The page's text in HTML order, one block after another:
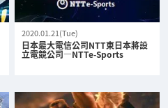
2020.01.21(Tue)
日本最大電信公司NTT東日本將設
立電競公司—NTTe-Sports